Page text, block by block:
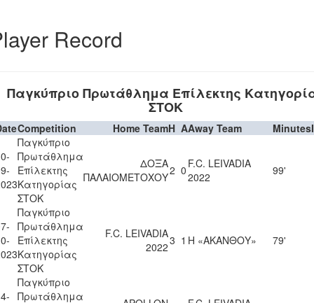
Record
Παγκύπριο Πρωτάθλημα Επίλεκτης
ΣΤΟΚ
Competition Home TeamH AAway Team Minutes
Παγκύπριο
Πρωτάθλημα
Επίλεκτης
Κατηγορίας
ΣΤΟΚ
ΔΟΞΑ
ΠΑΛΑΙΟΜΕΤΟΧΟΥ2 0 F.C. LEIVADIA
2022
99'
Παγκύπριο
Πρωτάθλημα
Επίλεκτης
Κατηγορίας
ΣΤΟΚ
F.C. LEIVADIA
20223 1 Η «ΑΚΑΝΘΟΥ» 79'
Παγκύπριο
Πρωτάθλημα